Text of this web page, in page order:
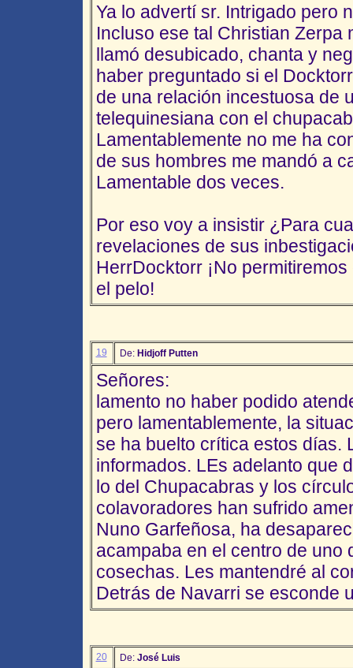
Ya lo advertí sr. Intrigado pero
Incluso ese tal Christian Zerpa
llamó desubicado, chanta y
haber preguntado si el
de una relación incestuosa de
telequinesiana con el
Lamentablemente no me ha
de sus hombres me mandó a
Lamentable dos veces.
Por eso voy a insistir ¿Para
revelaciones de sus
HerrDocktorr ¡No
el pelo!
19 De: Hidjoff Putten
Señores:
lamento no haber podido
pero lamentablemente, la
se ha buelto crítica estos días.
informados. LEs adelanto que
lo del Chupacabras y los
colavoradores han sufrido
Nuno Garfeñosa, ha
acampaba en el centro de uno
cosechas. Les mantendré al
Detrás de Navarri se esconde
20 De: José Luis